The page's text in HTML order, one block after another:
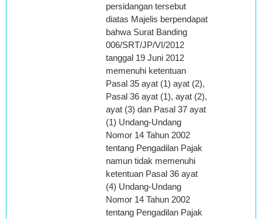
persidangan tersebut
diatas Majelis berpendapat
bahwa Surat Banding
006/SRT/JP/VI/2012
tanggal 19 Juni 2012
memenuhi ketentuan
Pasal 35 ayat (1) ayat (2),
Pasal 36 ayat (1), ayat (2),
ayat (3) dan Pasal 37 ayat
(1) Undang-Undang
Nomor 14 Tahun 2002
tentang Pengadilan Pajak
namun tidak memenuhi
ketentuan Pasal 36 ayat
(4) Undang-Undang
Nomor 14 Tahun 2002
tentang Pengadilan Pajak